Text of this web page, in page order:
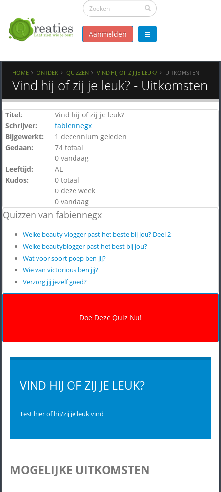
Aanmelden
HOME ONTDEK QUIZZEN VIND HIJ OF ZIJ JE LEUK? UITKOMSTEN
Vind hij of zij je leuk? - Uitkomsten
Titel:
Vind hij of zij je leuk?
Schrijver:
fabiennegx
Bijgewerkt:
1 decennium geleden
Gedaan:
74 totaal
0 vandaag
Leeftijd:
AL
Kudos:
0 totaal
0 deze week
0 vandaag
Quizzen van fabiennegx
Welke beauty vlogger past het beste bij jou? Deel 2
Welke beautyblogger past het best bij jou?
Wat voor soort poep ben jij?
Wie van victorious ben jij?
Verzorg jij jezelf goed?
VIND HIJ OF ZIJ JE LEUK?
Test hier of hij/zij je leuk vind
MOGELIJKE UITKOMSTEN